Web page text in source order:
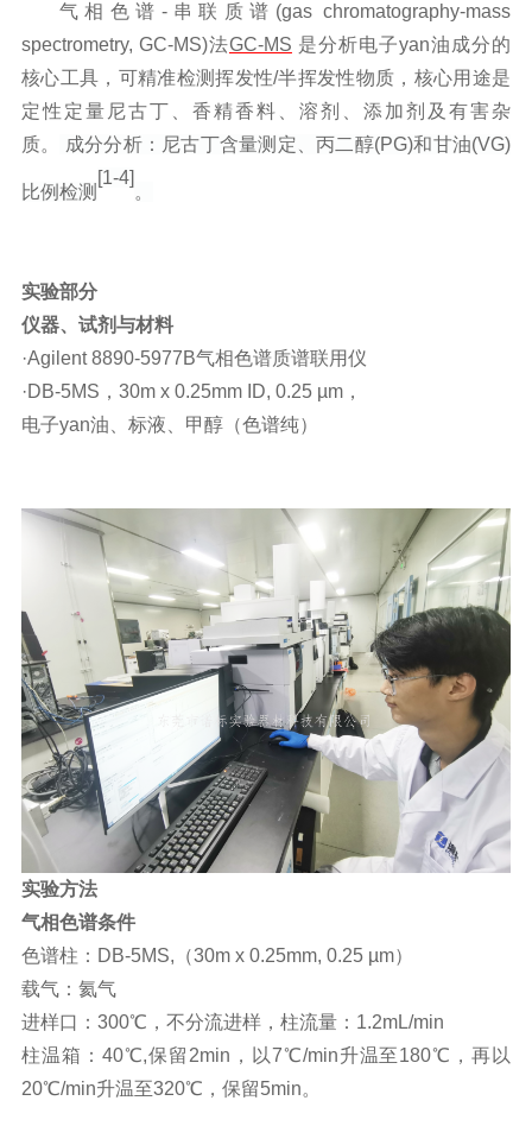
气相色谱-串联质谱(gas chromatography-mass
spectrometry, GC-MS)法GC-MS 是分析电子yan油成分的
核心工具，可精准检测挥发性/半挥发性物质，核心用途是
定性定量尼古丁、香精香料、溶剂、添加剂及有害杂
质。
成分分析：尼古丁含量测定、丙二醇(PG)和甘油(VG)
比例检测
[1-4]
。
实验部分
仪器、试剂与材料
·Agilent 8890-5977B气相色谱质谱联用仪
·DB-5MS，30m x 0.25mm ID, 0.25 µm，
电子yan油、标液、甲醇（色谱纯）
实验方法
气相色谱条件
色谱柱：DB-5MS,（30m x 0.25mm, 0.25 µm）
载气：氦气
进样口：300℃，不分流进样，柱流量：1.2mL/min
柱温箱：40℃,保留2min，以7℃/min升温至180℃，再以
20℃/min升温至320℃，保留5min。